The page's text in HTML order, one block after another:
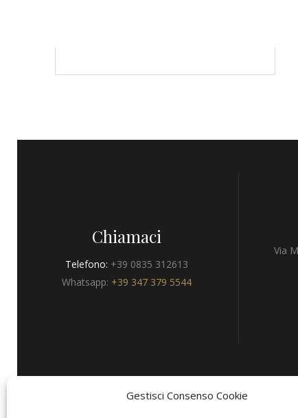
Gestisci Consenso Cookie
Chiamaci
Telefono: +39 0835 312613
Whatsapp: +39 347 379 5544
Via